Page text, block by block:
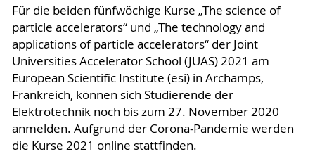
Für die beiden fünfwöchige Kurse „The science of
particle accelerators“ und „The technology and
applications of particle accelerators“ der Joint
Universities Accelerator School (JUAS) 2021 am
European Scientific Institute (esi) in Archamps,
Frankreich, können sich Studierende der
Elektrotechnik noch bis zum 27. November 2020
anmelden. Aufgrund der Corona-Pandemie werden
die Kurse 2021 online stattfinden.